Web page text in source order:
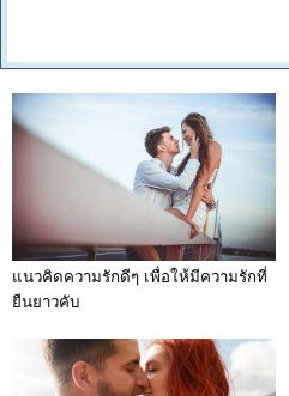
แนวคิดความรักดีๆ เพื่อให้มีความรักที่
ยืนยาวคับ